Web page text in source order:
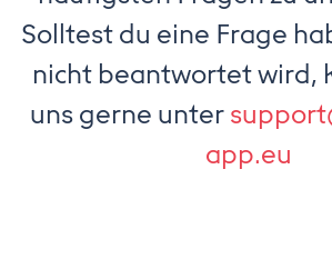
Solltest du eine Frage
nicht beantwortet wird,
uns gerne unter
app.eu